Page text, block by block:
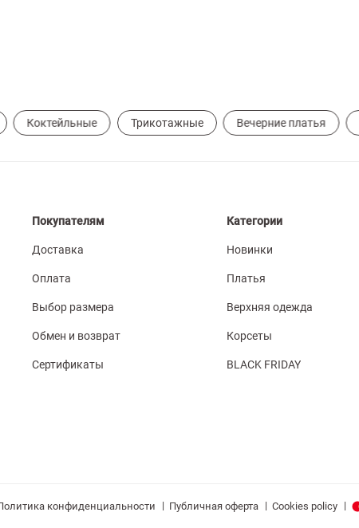
Коктейльные Трикотажные Вечерние платья
Покупателям
Доставка
Оплата
Выбор размера
Обмен и возврат
Сертификаты
Категории
Новинки
Платья
Верхняя одежда
Корсеты
BLACK FRIDAY
конфиденциальности | Публичная оферта | Cookies policy |